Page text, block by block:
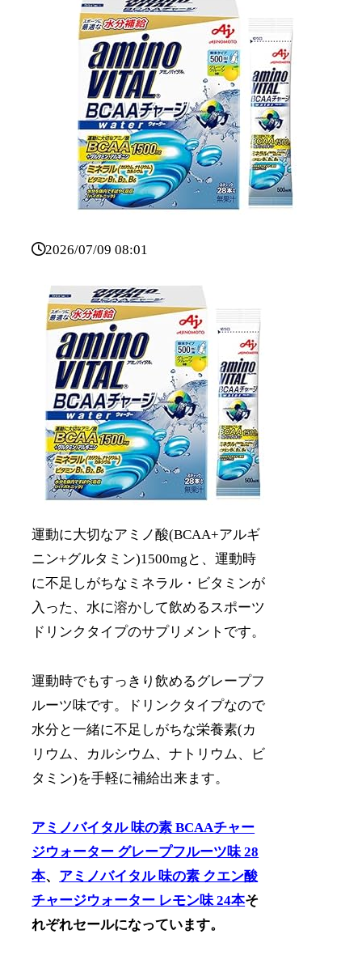
2026/07/09 08:01
運動に大切なアミノ酸(BCAA+アルギ
ニン+グルタミン)1500mgと、運動時
に不足しがちなミネラル・ビタミンが
入った、水に溶かして飲めるスポーツ
ドリンクタイプのサプリメントです。
運動時でもすっきり飲めるグレープフ
ルーツ味です。ドリンクタイプなので
水分と一緒に不足しがちな栄養素(カ
リウム、カルシウム、ナトリウム、ビ
タミン)を手軽に補給出来ます。
アミノバイタル 味の素 BCAAチャー
ジウォーター グレープフルーツ味 28
本、 アミノバイタル 味の素 クエン酸
チャージウォーター レモン味 24本そ
れぞれセールになっています。